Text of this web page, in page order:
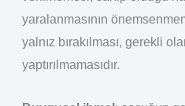
yaralanmasının
yalnız bırakılması, gerekli
yaptırılmamasıdır.